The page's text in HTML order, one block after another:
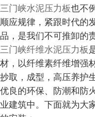
三门峡水泥压力板也不
顺应规律，紧跟时代的
品，是我们不可推卸的
三门峡纤维水泥压力板
材，以纤维素纤维增强
抄取，成型，高压养护
优良的环保、防潮和防
业建筑中。下面就为大